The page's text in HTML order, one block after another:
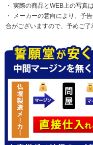
実際の商品とWEB上の写真
メーカーの意向により、予
合がございますので、予めご了